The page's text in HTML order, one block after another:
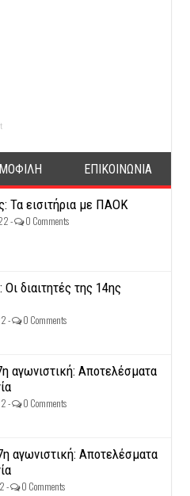
ΕΠΙΚΟΙΝΩΝΙΑ
Τα εισιτήρια με ΠΑΟΚ
- 0 Comments
διαιτητές της 14ης
- 0 Comments
αγωνιστική: Αποτελέσματα
- 0 Comments
αγωνιστική: Αποτελέσματα
- 0 Comments